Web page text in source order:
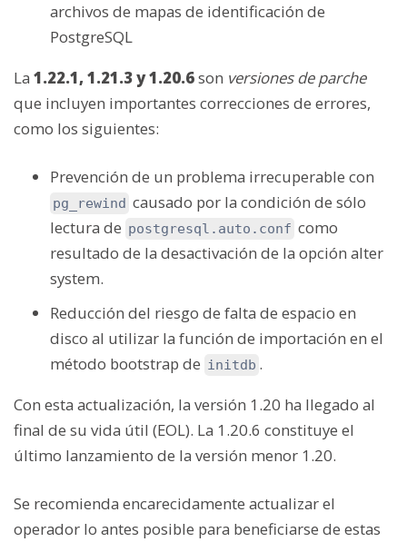
archivos de mapas de identificación de
PostgreSQL
La 1.22.1, 1.21.3 y 1.20.6son versiones de parche
que incluyen importantes correcciones de errores,
como los siguientes:
Prevención de un problema irrecuperable con
pg_rewind causado por la condición de sólo
lectura de postgresql.auto.conf como
resultado de la desactivación de la opción alter
system.
Reducción del riesgo de falta de espacio en
disco al utilizar la función de importación en el
método bootstrap de initdb .
Con esta actualización, la versión 1.20 ha llegado al
final de su vida útil (EOL). La 1.20.6 constituye el
último lanzamiento de la versión menor 1.20.
Se recomienda encarecidamente actualizar el
operador lo antes posible para beneficiarse de estas